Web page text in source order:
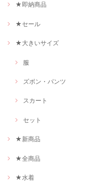
★即納商品
★セール
★大きいサイズ
服
ズボン・パンツ
スカート
セット
★新商品
★全商品
★水着